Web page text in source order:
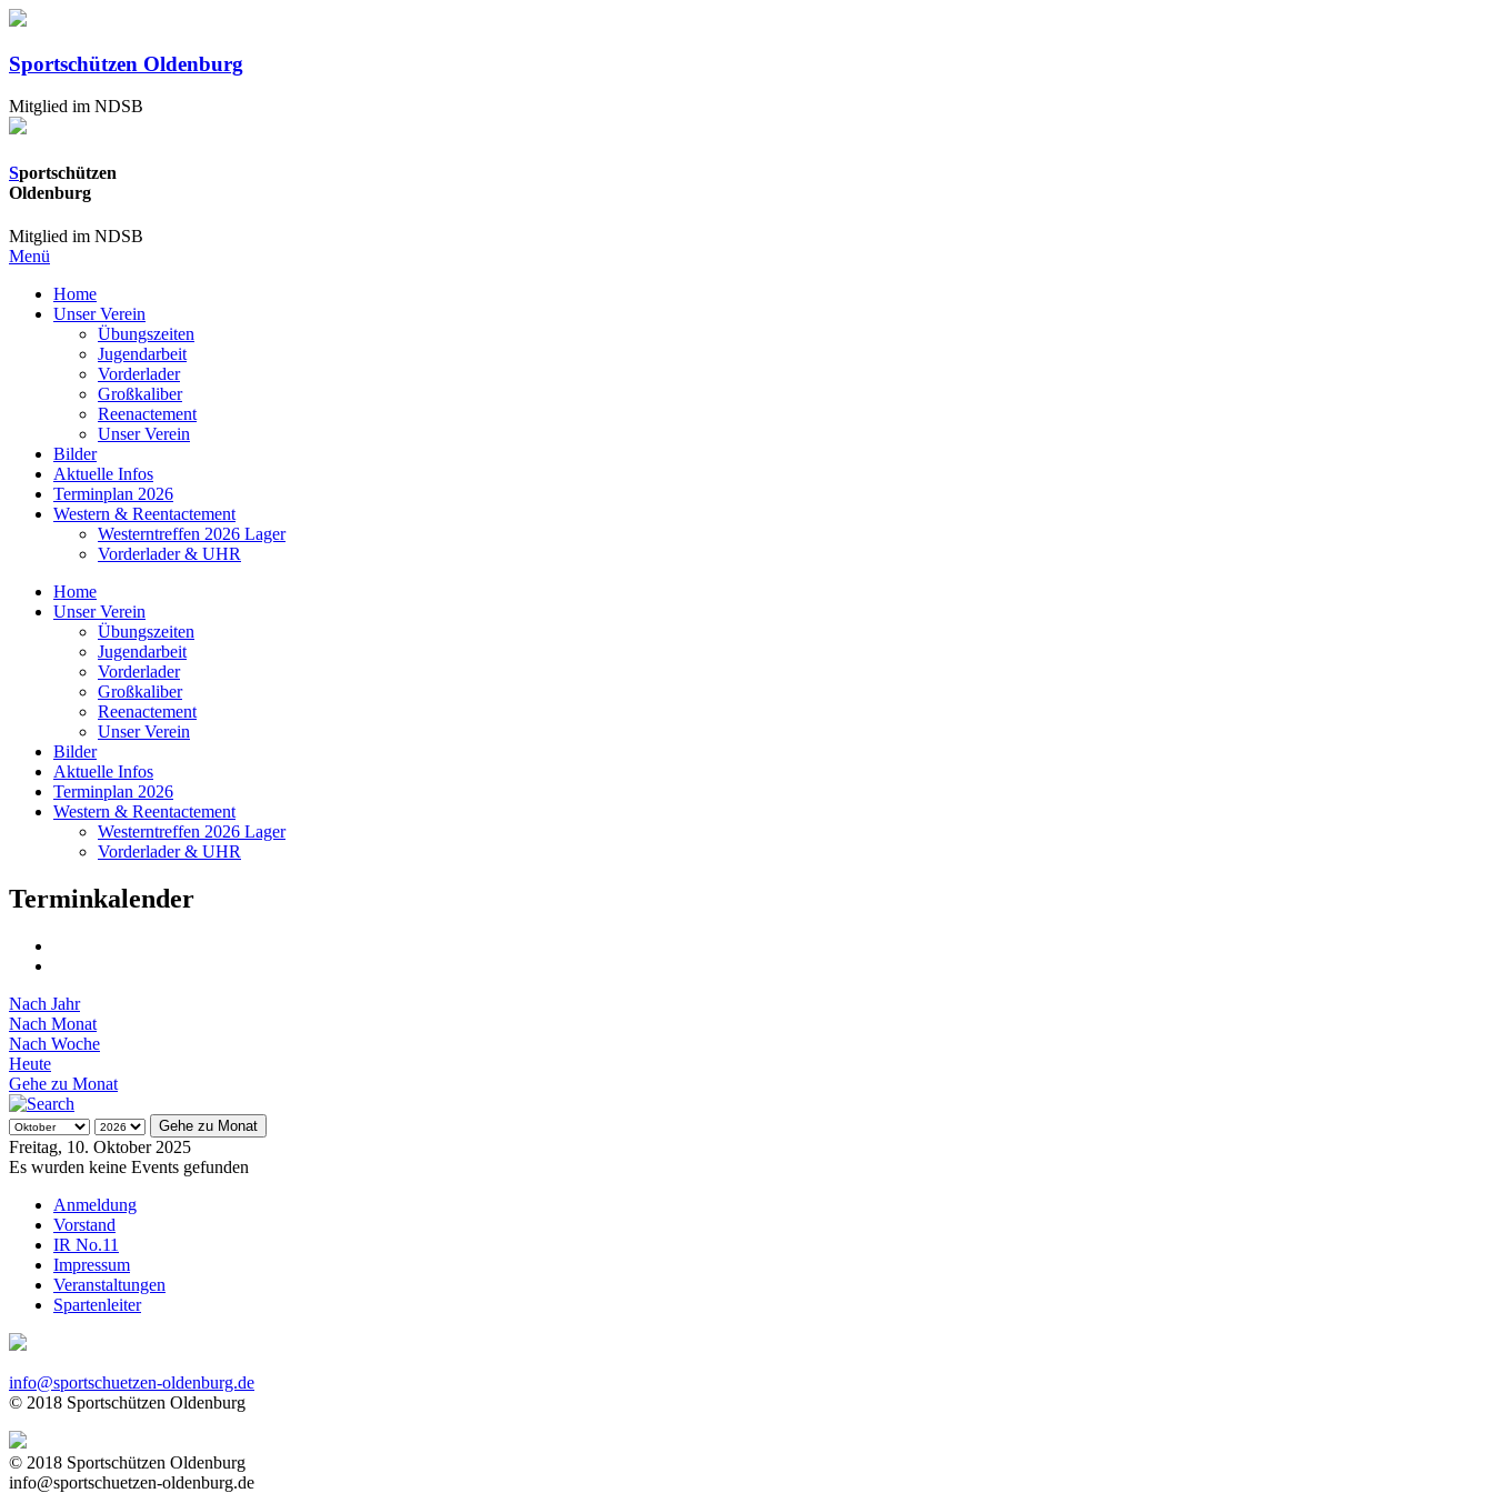
Sportschützen Oldenburg
Mitglied im NDSB
Sportschützen
Oldenburg
Mitglied im NDSB
Menü
Home
Unser Verein
Übungszeiten
Jugendarbeit
Vorderlader
Großkaliber
Reenactement
Unser Verein
Bilder
Aktuelle Infos
Terminplan 2026
Western & Reentactement
Westerntreffen 2026 Lager
Vorderlader & UHR
Home
Unser Verein
Übungszeiten
Jugendarbeit
Vorderlader
Großkaliber
Reenactement
Unser Verein
Bilder
Aktuelle Infos
Terminplan 2026
Western & Reentactement
Westerntreffen 2026 Lager
Vorderlader & UHR
Terminkalender
Nach Jahr
Nach Monat
Nach Woche
Heute
Gehe zu Monat
Gehe zu Monat
Freitag, 10. Oktober 2025
Es wurden keine Events gefunden
Anmeldung
Vorstand
IR No.11
Impressum
Veranstaltungen
Spartenleiter
info@sportschuetzen-oldenburg.de
© 2018 Sportschützen Oldenburg
© 2018 Sportschützen Oldenburg
info@sportschuetzen-oldenburg.de